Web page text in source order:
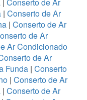
| Conserto de Ar
| Conserto de Ar
de Ar
Ar Condicionado
de Ar
Funda| Conserto
| Conserto de Ar
| Conserto de Ar